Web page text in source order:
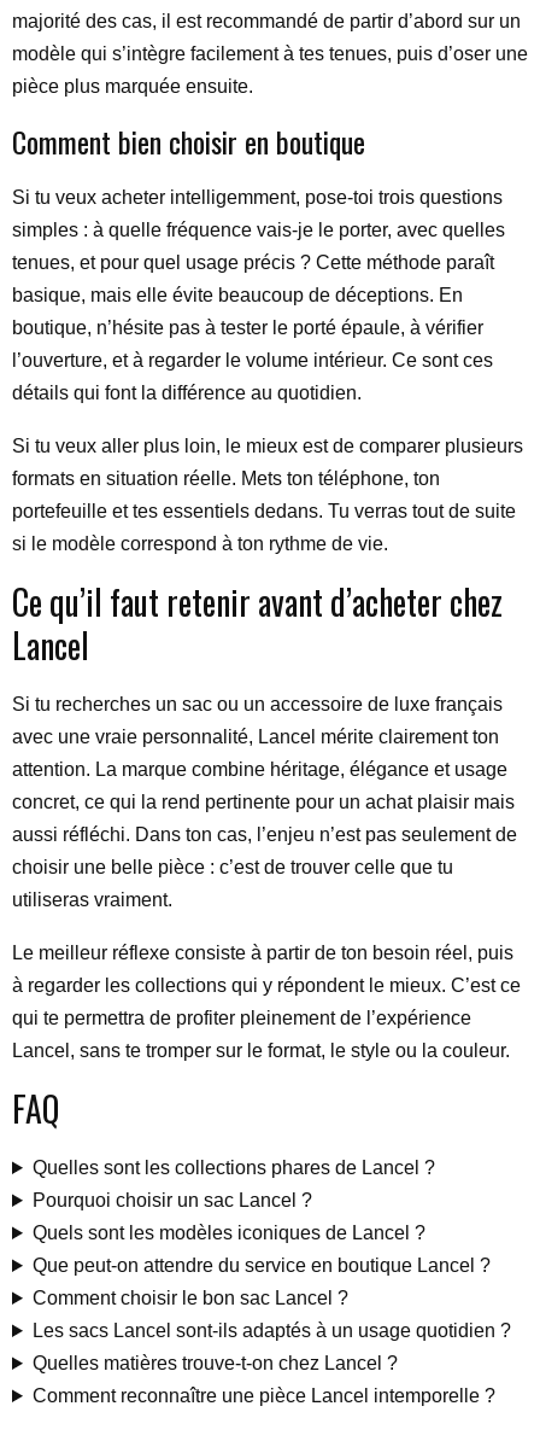
majorité des cas, il est recommandé de partir d’abord sur un
modèle qui s’intègre facilement à tes tenues, puis d’oser une
pièce plus marquée ensuite.
Comment bien choisir en boutique
Si tu veux acheter intelligemment, pose-toi trois questions
simples : à quelle fréquence vais-je le porter, avec quelles
tenues, et pour quel usage précis ? Cette méthode paraît
basique, mais elle évite beaucoup de déceptions. En
boutique, n’hésite pas à tester le porté épaule, à vérifier
l’ouverture, et à regarder le volume intérieur. Ce sont ces
détails qui font la différence au quotidien.
Si tu veux aller plus loin, le mieux est de comparer plusieurs
formats en situation réelle. Mets ton téléphone, ton
portefeuille et tes essentiels dedans. Tu verras tout de suite
si le modèle correspond à ton rythme de vie.
Ce qu’il faut retenir avant d’acheter chez
Lancel
Si tu recherches un sac ou un accessoire de luxe français
avec une vraie personnalité, Lancel mérite clairement ton
attention. La marque combine héritage, élégance et usage
concret, ce qui la rend pertinente pour un achat plaisir mais
aussi réfléchi. Dans ton cas, l’enjeu n’est pas seulement de
choisir une belle pièce : c’est de trouver celle que tu
utiliseras vraiment.
Le meilleur réflexe consiste à partir de ton besoin réel, puis
à regarder les collections qui y répondent le mieux. C’est ce
qui te permettra de profiter pleinement de l’expérience
Lancel, sans te tromper sur le format, le style ou la couleur.
FAQ
Quelles sont les collections phares de Lancel ?
Pourquoi choisir un sac Lancel ?
Quels sont les modèles iconiques de Lancel ?
Que peut-on attendre du service en boutique Lancel ?
Comment choisir le bon sac Lancel ?
Les sacs Lancel sont-ils adaptés à un usage quotidien ?
Quelles matières trouve-t-on chez Lancel ?
Comment reconnaître une pièce Lancel intemporelle ?